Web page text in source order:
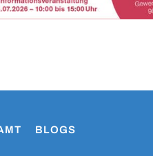
BLOGS